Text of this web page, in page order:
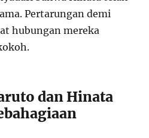
Pertarungan demi
hubungan mereka
dan Hinata